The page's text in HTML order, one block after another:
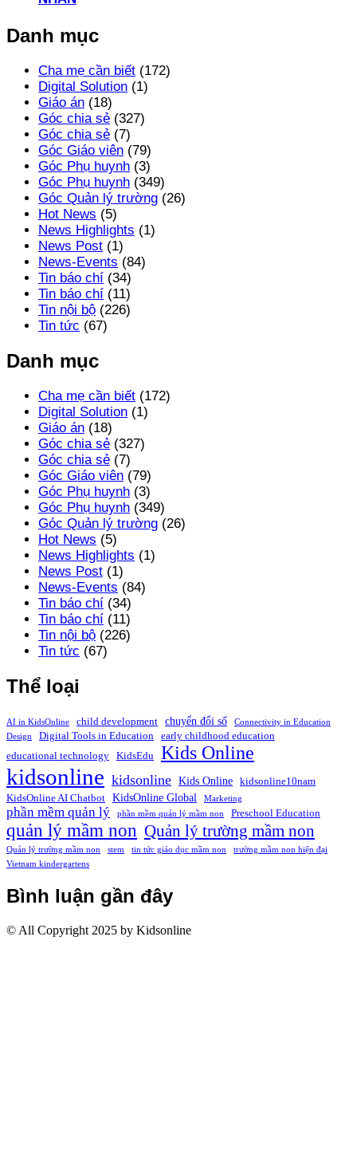
Danh mục
Cha mẹ cần biết (172)
Digital Solution (1)
Giáo án (18)
Góc chia sẻ (327)
Góc chia sẻ (7)
Góc Giáo viên (79)
Góc Phụ huynh (3)
Góc Phụ huynh (349)
Góc Quản lý trường (26)
Hot News (5)
News Highlights (1)
News Post (1)
News-Events (84)
Tin báo chí (34)
Tin báo chí (11)
Tin nội bộ (226)
Tin tức (67)
Danh mục
Cha mẹ cần biết (172)
Digital Solution (1)
Giáo án (18)
Góc chia sẻ (327)
Góc chia sẻ (7)
Góc Giáo viên (79)
Góc Phụ huynh (3)
Góc Phụ huynh (349)
Góc Quản lý trường (26)
Hot News (5)
News Highlights (1)
News Post (1)
News-Events (84)
Tin báo chí (34)
Tin báo chí (11)
Tin nội bộ (226)
Tin tức (67)
Thể loại
AI in KidsOnline child development chuyển đổi số
Connectivity in Education
Design
Digital Tools in Education
early childhood education
educational technology
KidsEdu Kids Online
kidsonline kidsonline Kids Online
kidsonline10nam
KidsOnline AI Chatbot
KidsOnline Global Marketing
phần mềm quản lý phần mềm quản lý mầm non Preschool Education
quản lý mầm non Quản lý trường mầm non
Quản lý trường mầm non stem tin tức giáo dục mầm non
trường mầm non hiện đại
Vietnam kindergartens
Bình luận gần đây
© All Copyright 2025 by Kidsonline